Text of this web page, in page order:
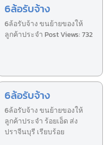
6ล้อรับจ้าง
6ล้อรับจ้าง ขนย้ายของให้
ลูกค้าประจำ Post Views: 732
6ล้อรับจ้าง
6ล้อรับจ้าง ขนย้ายของให้
ลูกค้าประจำ ร้อยเอ็ด ส่ง
ปราจีนบุรี เรียบร้อย